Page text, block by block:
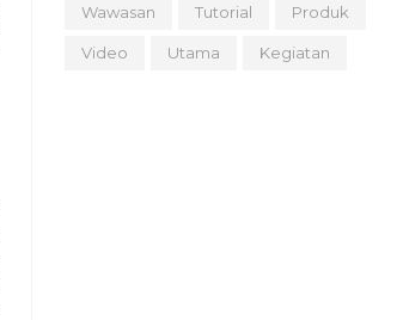
Wawasan Tutorial Produk
Video Utama Kegiatan